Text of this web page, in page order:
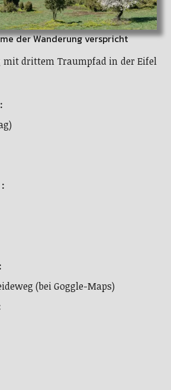
der Wanderung verspricht
mit drittem Traumpfad in der Eifel
(bei Goggle-Maps)